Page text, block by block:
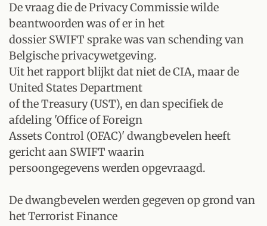
De vraag die de Privacy Commissie wilde
beantwoorden was of er in het
dossier SWIFT sprake was van schending van
Belgische privacywetgeving.
Uit het rapport blijkt dat niet de CIA, maar de
United States Department
of the Treasury (UST), en dan specifiek de
afdeling 'Office of Foreign
Assets Control (OFAC)' dwangbevelen heeft
gericht aan SWIFT waarin
persoongegevens werden opgevraagd.
De dwangbevelen werden gegeven op grond van
het Terrorist Finance